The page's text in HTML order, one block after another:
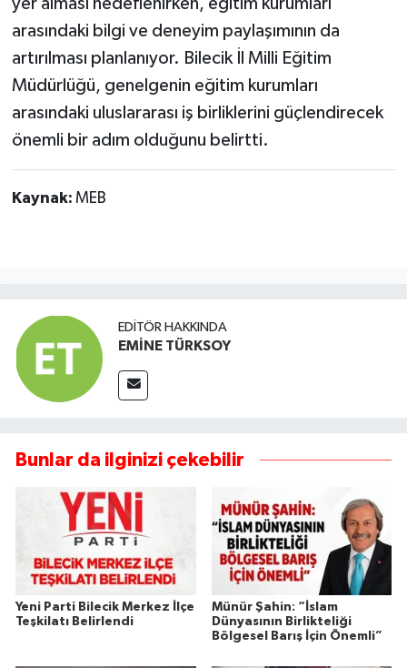
arasındaki bilgi ve deneyim paylaşımının da
artırılması planlanıyor. Bilecik İl Milli Eğitim
Müdürlüğü, genelgenin eğitim kurumları
arasındaki uluslararası iş birliklerini güçlendirecek
önemli bir adım olduğunu belirtti.
Kaynak: MEB
EDITÖR HAKKINDA
EMİNE TÜRKSOY
Bunlar da ilginizi çekebilir
Yeni Parti Bilecik Merkez İlçe
Teşkilatı Belirlendi
Münür Şahin: “İslam
Dünyasının Birlikteliği
Bölgesel Barış İçin Önemli”